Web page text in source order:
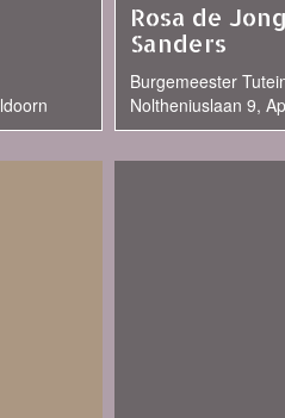
Rosa de
Sanders
Burgemeester
Noltheniuslaan 9,